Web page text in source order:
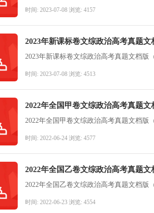
时间: 2023-07-08 浏览: 4157
2023年新课标卷文综政治高考真题
2023年新课标卷文综政治高考真题文档版
时间: 2023-07-08 浏览: 4513
2022年全国甲卷文综政治高考真题
2022年全国甲卷文综政治高考真题文档版
时间: 2022-06-24 浏览: 4577
2022年全国乙卷文综政治高考真题
2022年全国乙卷文综政治高考真题文档版
时间: 2022-06-23 浏览: 4554